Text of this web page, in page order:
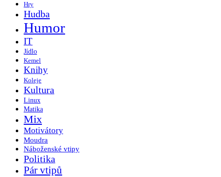
Hry
Hudba
Humor
IT
Jídlo
Kemel
Knihy
Koleje
Kultura
Linux
Matika
Mix
Motivátory
Moudra
Náboženské vtipy
Politika
Pár vtipů